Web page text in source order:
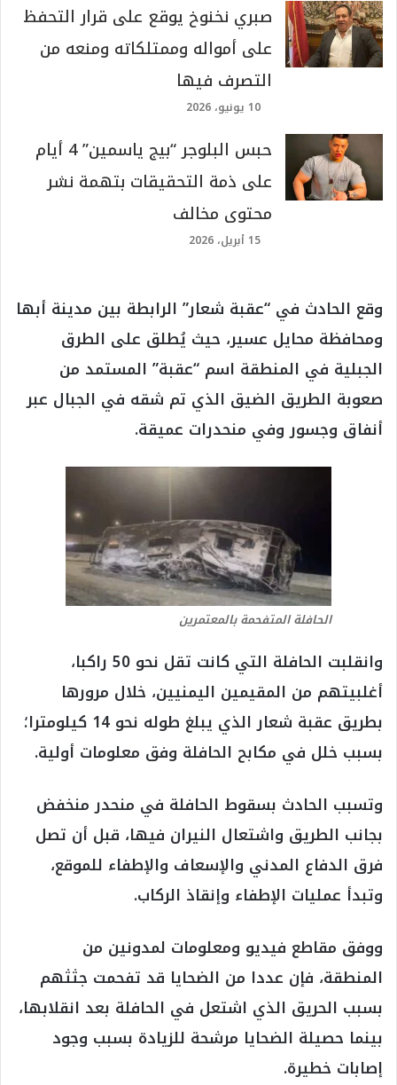
صبري نخنوخ يوقع على قرار التحفظ
على أمواله وممتلكاته ومنعه من
التصرف فيها
10 يونيو، 2026
حبس البلوجر “بيج ياسمين” 4 أيام
على ذمة التحقيقات بتهمة نشر
محتوى مخالف
15 أبريل، 2026
وقع الحادث في “عقبة شعار” الرابطة بين مدينة أبها
ومحافظة محايل عسير، حيث يُطلق على الطرق
الجبلية في المنطقة اسم “عقبة” المستمد من
صعوبة الطريق الضيق الذي تم شقه في الجبال عبر
أنفاق وجسور وفي منحدرات عميقة.
الحافلة المتفحمة بالمعتمرين
وانقلبت الحافلة التي كانت تقل نحو 50 راكبا،
أغلبيتهم من المقيمين اليمنيين، خلال مرورها
بطريق عقبة شعار الذي يبلغ طوله نحو 14 كيلومترا؛
بسبب خلل في مكابح الحافلة وفق معلومات أولية.
وتسبب الحادث بسقوط الحافلة في منحدر منخفض
بجانب الطريق واشتعال النيران فيها، قبل أن تصل
فرق الدفاع المدني والإسعاف والإطفاء للموقع،
وتبدأ عمليات الإطفاء وإنقاذ الركاب.
ووفق مقاطع فيديو ومعلومات لمدونين من
المنطقة، فإن عددا من الضحايا قد تفحمت جثثهم
بسبب الحريق الذي اشتعل في الحافلة بعد انقلابها،
بينما حصيلة الضحايا مرشحة للزيادة بسبب وجود
إصابات خطيرة.